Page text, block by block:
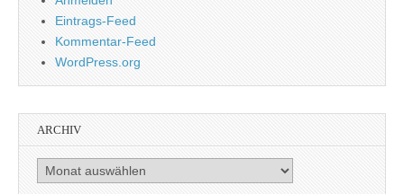
Eintrags-Feed
Kommentar-Feed
WordPress.org
ARCHIV
Archiv